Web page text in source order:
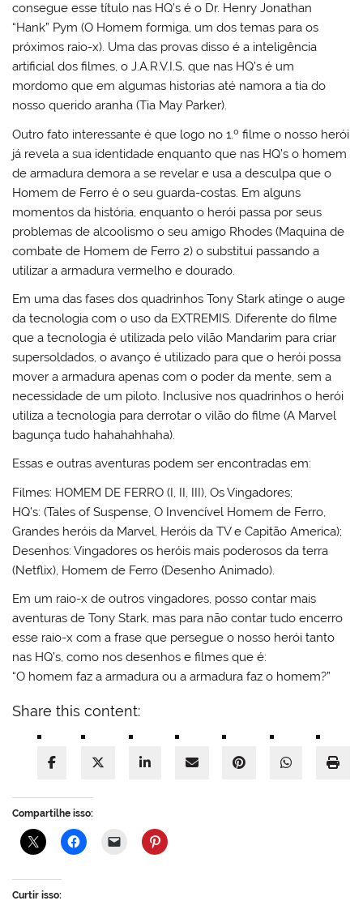
consegue esse título nas HQ’s é o Dr. Henry Jonathan
“Hank” Pym (O Homem formiga, um dos temas para os
próximos raio-x). Uma das provas disso é a inteligência
artificial dos filmes, o J.A.R.V.I.S. que nas HQ’s é um
mordomo que em algumas historias até namora a tia do
nosso querido aranha (Tia May Parker).
Outro fato interessante é que logo no 1.º filme o nosso herói
já revela a sua identidade enquanto que nas HQ’s o homem
de armadura demora a se revelar e usa a desculpa que o
Homem de Ferro é o seu guarda-costas. Em alguns
momentos da história, enquanto o herói passa por seus
problemas de alcoolismo o seu amigo Rhodes (Maquina de
combate de Homem de Ferro 2) o substitui passando a
utilizar a armadura vermelho e dourado.
Em uma das fases dos quadrinhos Tony Stark atinge o auge
da tecnologia com o uso da EXTREMIS. Diferente do filme
que a tecnologia é utilizada pelo vilão Mandarim para criar
supersoldados, o avanço é utilizado para que o herói possa
mover a armadura apenas com o poder da mente, sem a
necessidade de um piloto. Inclusive nos quadrinhos o herói
utiliza a tecnologia para derrotar o vilão do filme (A Marvel
bagunça tudo hahahahhaha).
Essas e outras aventuras podem ser encontradas em:
Filmes: HOMEM DE FERRO (I, II, III), Os Vingadores;
HQ’s: (Tales of Suspense, O Invencível Homem de Ferro,
Grandes heróis da Marvel, Heróis da TV e Capitão America);
Desenhos: Vingadores os heróis mais poderosos da terra
(Netflix), Homem de Ferro (Desenho Animado).
Em um raio-x de outros vingadores, posso contar mais
aventuras de Tony Stark, mas para não contar tudo encerro
esse raio-x com a frase que persegue o nosso herói tanto
nas HQ’s, como nos desenhos e filmes que é:
“O homem faz a armadura ou a armadura faz o homem?”
Share this content:
Compartilhe isso:
Curtir isso: